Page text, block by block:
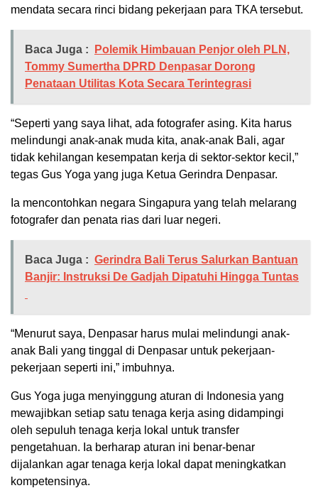
mendata secara rinci bidang pekerjaan para TKA tersebut.
Baca Juga :
Polemik Himbauan Penjor oleh PLN,
Tommy Sumertha DPRD Denpasar Dorong
Penataan Utilitas Kota Secara Terintegrasi
“Seperti yang saya lihat, ada fotografer asing. Kita harus
melindungi anak-anak muda kita, anak-anak Bali, agar
tidak kehilangan kesempatan kerja di sektor-sektor kecil,”
tegas Gus Yoga yang juga Ketua Gerindra Denpasar.
Ia mencontohkan negara Singapura yang telah melarang
fotografer dan penata rias dari luar negeri.
Baca Juga : Gerindra Bali Terus Salurkan Bantuan
Banjir: Instruksi De Gadjah Dipatuhi Hingga Tuntas
“Menurut saya, Denpasar harus mulai melindungi anak-
anak Bali yang tinggal di Denpasar untuk pekerjaan-
pekerjaan seperti ini,” imbuhnya.
Gus Yoga juga menyinggung aturan di Indonesia yang
mewajibkan setiap satu tenaga kerja asing didampingi
oleh sepuluh tenaga kerja lokal untuk transfer
pengetahuan. Ia berharap aturan ini benar-benar
dijalankan agar tenaga kerja lokal dapat meningkatkan
kompetensinya.